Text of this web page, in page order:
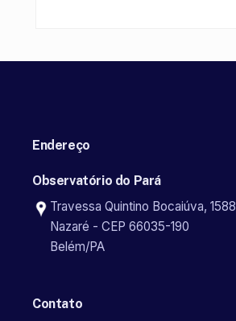
Endereço
Observatório do Pará
Travessa Quintino Bocaiúva, 1588
Nazaré - CEP 66035-190
Belém/PA
Contato